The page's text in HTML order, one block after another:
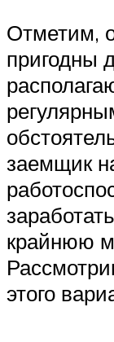
Отметим,
пригодны
заемщик
крайнюю
этого